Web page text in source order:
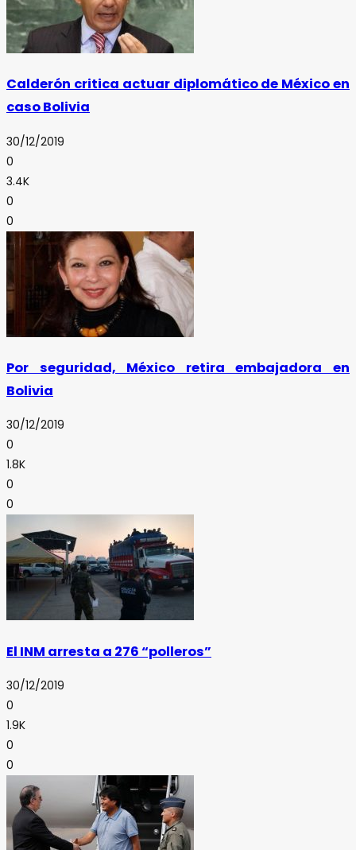
Calderón critica actuar diplomático de México en
caso Bolivia
30/12/2019
0
3.4K
0
0
Por seguridad, México retira embajadora en
Bolivia
30/12/2019
0
1.8K
0
0
El INM arresta a 276 “polleros”
30/12/2019
0
1.9K
0
0